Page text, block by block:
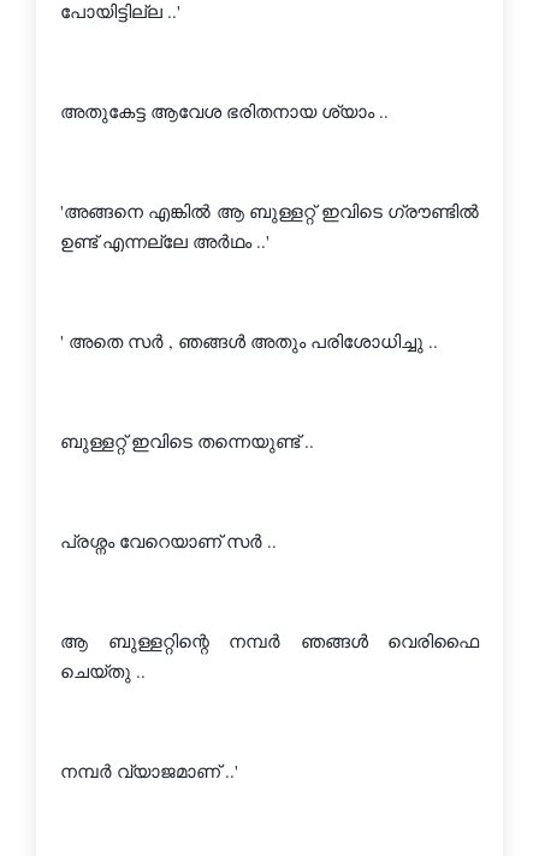
പോയിട്ടില്ല ..'
അതുകേട്ട ആവേശ ഭരിതനായ ശ്യാം ..
'അങ്ങനെ എങ്കില്‍ ആ ബുള്ളറ്റ് ഇവിടെ ഗ്രൗണ്ടില്‍
ഉണ്ട് എന്നല്ലേ അര്‍ഥം ..'
' അതെ സര്‍ , ഞങ്ങള്‍ അതും പരിശോധിച്ചു ..
ബുള്ളറ്റ് ഇവിടെ തന്നെയുണ്ട്‌ ..
പ്രശ്നം വേറെയാണ് സര്‍ ..
ആ ബുള്ളറ്റിന്റെ നമ്പര്‍ ഞങ്ങള്‍ വെരിഫൈ
ചെയ്തു ..
നമ്പര്‍ വ്യാജമാണ് ..'